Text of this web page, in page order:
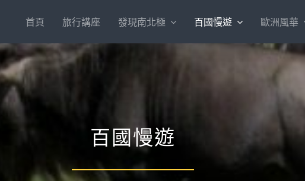
首頁 旅行講座 發現南北極 百國慢遊 歐洲風華
百國慢遊